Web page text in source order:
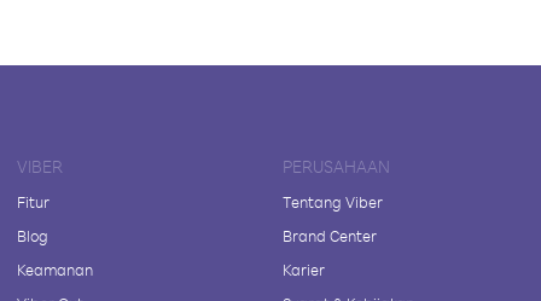
VIBER
Fitur
Blog
Keamanan
PERUSAHAAN
Tentang Viber
Brand Center
Karier